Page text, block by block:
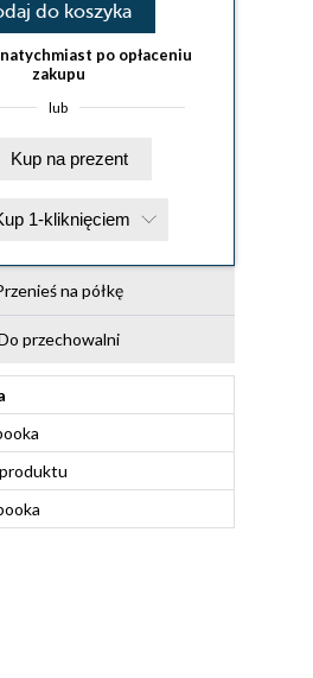
do koszyka
po opłaceniu
zakupu
lub
Kup na prezent
1-kliknięciem
na półkę
przechowalni